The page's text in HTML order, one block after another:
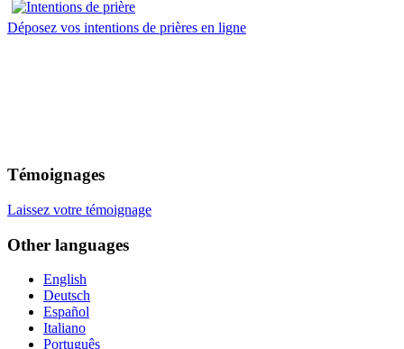
Déposez vos intentions de prières en ligne
Témoignages
Laissez votre témoignage
Other languages
English
Deutsch
Español
Italiano
Português